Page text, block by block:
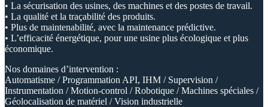
• La sécurisation des usines, des machines et des postes de travail.
• La qualité et la traçabilité des produits.
• Plus de maintenabilité, avec la maintenance prédictive.
• L’efficacité énergétique, pour une usine plus écologique et plus
économique.
Nos domaines d’intervention :
Automatisme / Programmation API, IHM / Supervision /
Instrumentation / Motion-control / Robotique / Machines spéciales /
Géolocalisation de matériel / Vision industrielle